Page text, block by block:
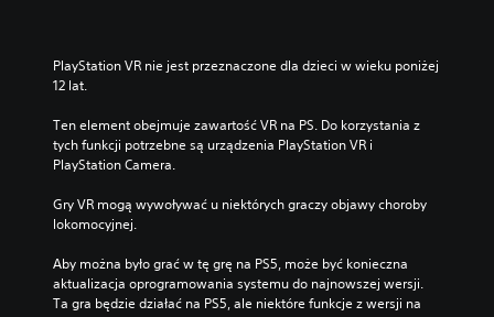
PlayStation VR nie jest przeznaczone dla dzieci w wieku poniżej
12 lat.
Ten element obejmuje zawartość VR na PS. Do korzystania z
tych funkcji potrzebne są urządzenia PlayStation VR i
PlayStation Camera.
Gry VR mogą wywoływać u niektórych graczy objawy choroby
lokomocyjnej.
Aby można było grać w tę grę na PS5, może być konieczna
aktualizacja oprogramowania systemu do najnowszej wersji.
Ta gra będzie działać na PS5, ale niektóre funkcje z wersji na